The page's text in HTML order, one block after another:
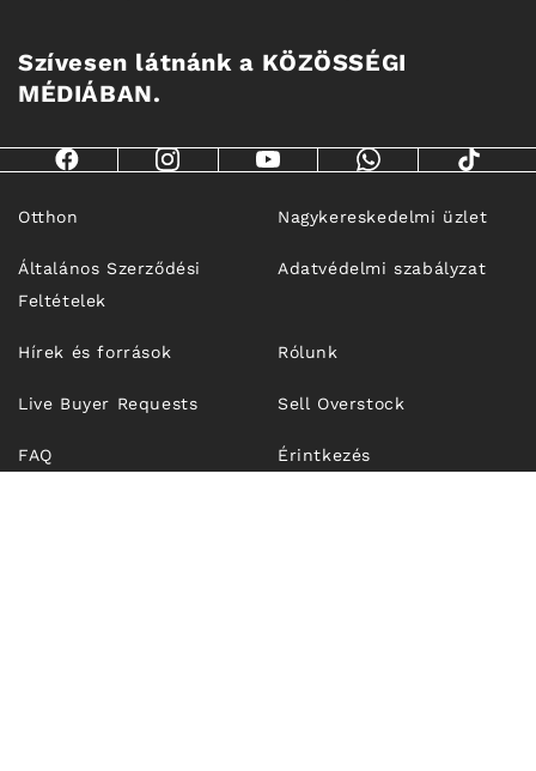
Szívesen látnánk a KÖZÖSSÉGI
MÉDIÁBAN.
Otthon Nagykereskedelmi üzlet
Általános Szerződési
Feltételek
Adatvédelmi szabályzat
Hírek és források Rólunk
Live Buyer Requests Sell Overstock
FAQ Érintkezés